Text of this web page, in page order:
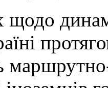
щодо